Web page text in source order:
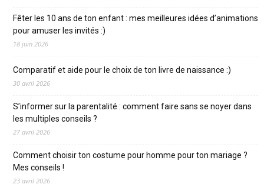
Fêter les 10 ans de ton enfant : mes meilleures idées d’animations
pour amuser les invités :)
18 juin 2026
Comparatif et aide pour le choix de ton livre de naissance :)
30 avril 2026
S’informer sur la parentalité : comment faire sans se noyer dans
les multiples conseils ?
27 avril 2026
Comment choisir ton costume pour homme pour ton mariage ?
Mes conseils !
23 avril 2026